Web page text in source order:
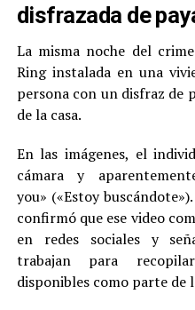
disfrazada de
La misma noche del
Ring instalada en una
persona con un disfraz de
de la casa.
En las imágenes, el
cámara y
you» («Estoy
confirmó que ese video
en redes sociales y
trabajan para
disponibles como parte de